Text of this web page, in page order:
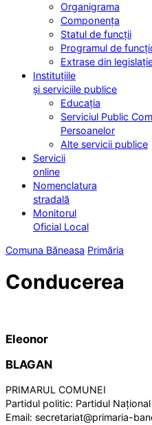
Organigrama
Componența
Statul de funcții
Programul de
Extrase din
Instituțiile
și serviciile publice
Educația
Serviciul Public
Persoanelor
Alte servicii publice
Servicii
online
Nomenclatura
stradală
Monitorul
Oficial Local
Comuna Băneasa Primăria
Conducerea
Eleonor
BLAGAN
PRIMARUL COMUNEI
Partidul politic: Partidul
Email: secretariat@primaria-